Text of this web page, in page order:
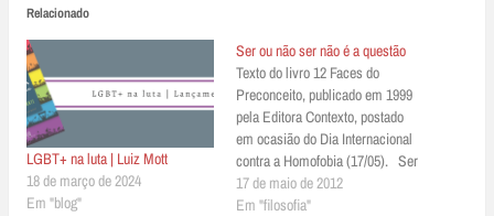
Relacionado
LGBT+ na luta | Luiz Mott
18 de março de 2024
Em "blog"
Ser ou não ser não é a questão
Texto do livro 12 Faces do
Preconceito, publicado em 1999
pela Editora Contexto, postado
em ocasião do Dia Internacional
contra a Homofobia (17/05). Ser
ou não ser não é a questão Jean-
Claude Bernardet* Na sala de
17 de maio de 2012
Em "filosofia"